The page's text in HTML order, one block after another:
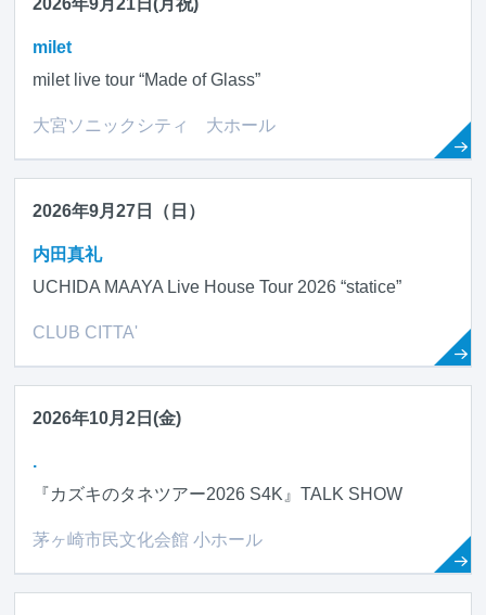
2026年9月21日(月祝)
milet
milet live tour “Made of Glass”
大宮ソニックシティ 大ホール
2026年9月27日（日）
内田真礼
UCHIDA MAAYA Live House Tour 2026 “statice”
CLUB CITTA'
2026年10月2日(金)
.
『カズキのタネツアー2026 S4K』TALK SHOW
茅ヶ崎市民文化会館 小ホール